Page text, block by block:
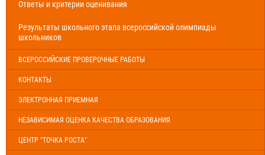
Ответы и критерии оценивания
Результаты школьного этапа всероссийской олимпиады
школьников
ВСЕРОССИЙСКИЕ ПРОВЕРОЧНЫЕ РАБОТЫ
КОНТАКТЫ
ЭЛЕКТРОННАЯ ПРИЕМНАЯ
НЕЗАВИСИМАЯ ОЦЕНКА КАЧЕСТВА ОБРАЗОВАНИЯ
ЦЕНТР "ТОЧКА РОСТА"